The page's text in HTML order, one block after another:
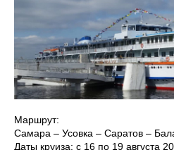
Маршрут:
Самара – Усовка – Саратов –
Даты круиза: с 16 по 19 августа